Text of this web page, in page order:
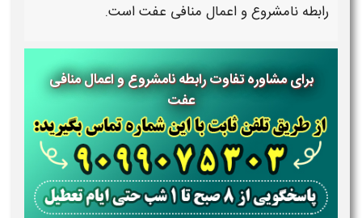
رابطه نامشروع و اعمال منافی عفتاست.
برای مشاوره تفاوت رابطه نامشروع و اعمال منافی
عفت